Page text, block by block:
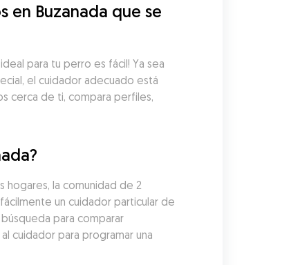
en Buzanada que se
para tu perro es fácil! Ya sea
el cuidador adecuado está
cerca de ti, compara perfiles,
hogares, la comunidad de 2
un cuidador particular de
para comparar
cuidador para programar una